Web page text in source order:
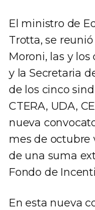
El ministro de
Trotta, se
Moroni, las y
y la Secretaria
de los cinco
CTERA, UDA,
nueva
mes de octubre
de una suma
Fondo de
En esta nueva